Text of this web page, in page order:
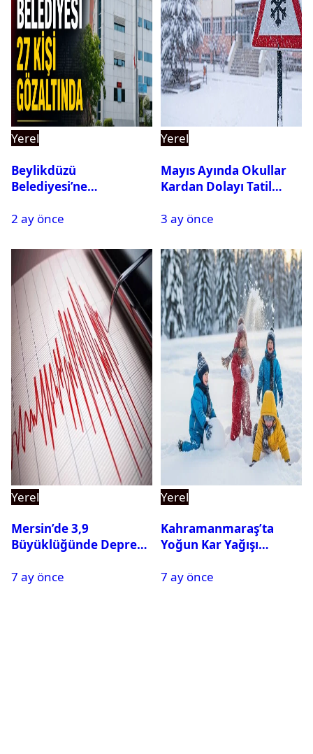
Yerel
Beylikdüzü
Belediyesi’ne
Gözaltına Alındı
2 ay önce
Yerel
Mayıs Ayında Okullar
Kardan Dolayı Tatil
3 ay önce
Yerel
Mersin’de 3,9
Büyüklüğünde Deprem
7 ay önce
Yerel
Kahramanmaraş’ta
Yoğun Kar Yağışı
Tatil
7 ay önce